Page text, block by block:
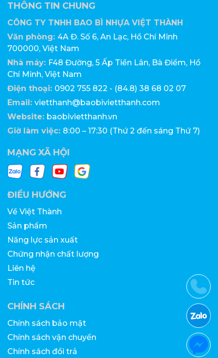
THÔNG TIN CHUNG
CÔNG TY TNHH BAO BÌ NHỰA VIỆT THÀNH
Văn phòng: 4A Đ. Số 6, An Lạc, Hồ Chí Minh
700000, Việt Nam
Nhà máy: F48 Đường, 5 Ấp Tiền Lân, Bà Điểm, Hồ
Chí Minh, Việt Nam
Điện thoại: 0902 755 822 - (84.8) 38 68 02 07
Email: vietthanh@baobivietthanh.com
Website: baobivietthanh.vn
Giờ làm việc: 8:00 – 17:30 (Thứ 2 đến sáng Thứ 7)
MẠNG XÃ HỘI
ĐIỀU HƯỚNG
Về Việt Thành
Sản phẩm
Năng lực sản xuất
Chứng nhận chất lượng
Liên hệ
Tin tức
CHÍNH SÁCH
Chính sách bảo mật
Chính sách vận chuyển
Chính sách đổi trả